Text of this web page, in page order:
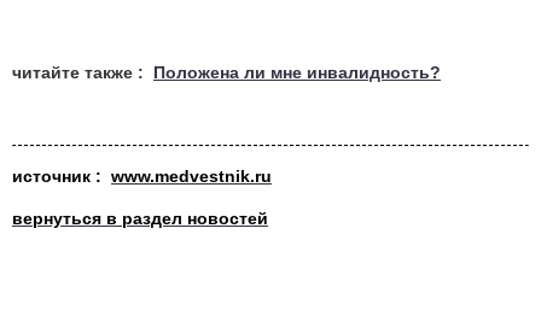
читайте также : Положена ли мне инвалидность?
источник : www.medvestnik.ru
вернуться в раздел новостей